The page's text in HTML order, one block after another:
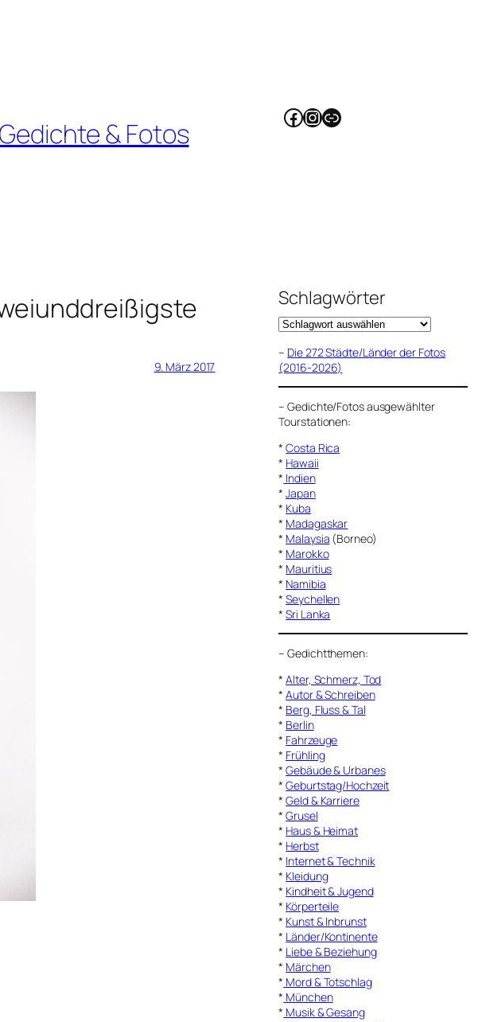
& Fotos Facebook
Instagram
Link
9. März 2017
Schlagwörter
– Die 272 Städte/Länder der Fotos
(2016-2026)
–Gedichte/Fotos ausgewählter
Tourstationen:
*Costa Rica
* Hawaii
* Indien
*Japan
* Kuba
* Madagaskar
* Malaysia (Borneo)
* Marokko
* Mauritius
* Namibia
*Seychellen
*Sri Lanka
–Gedichtthemen:
*Alter, Schmerz, Tod
*Autor & Schreiben
* Berg, Fluss & Tal
* Berlin
* Fahrzeuge
* Frühling
*Gebäude & Urbanes
*Geburtstag/Hochzeit
*Geld & Karriere
*Grusel
* Haus & Heimat
* Herbst
* Internet & Technik
* Kleidung
* Kindheit & Jugend
* Körperteile
* Kunst & Inbrunst
* Länder/Kontinente
* Liebe & Beziehung
* Märchen
* Mord & Totschlag
* München
* Musik & Gesang